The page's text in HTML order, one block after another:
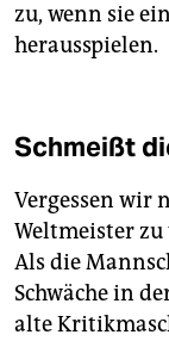
zu, wenn sie
herausspielen.
Schmeißt
Vergessen wir
Weltmeister
Als die
Schwäche in
alte